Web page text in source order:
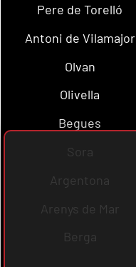
Pere de Torelló
Antoni de Vilamajor
Olvan
Olivella
Begues
Sora
Argentona
Arenys de Mar
Berga